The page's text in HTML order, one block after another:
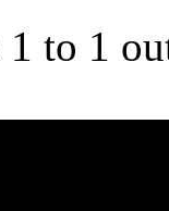
1 to 1